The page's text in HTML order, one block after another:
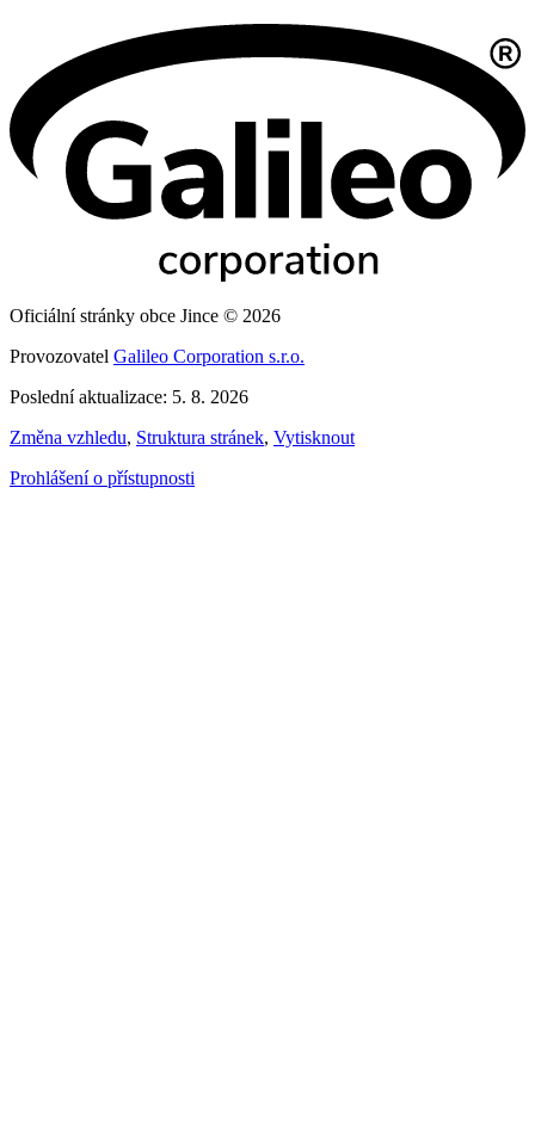
Oficiální stránky obce Jince © 2026
Provozovatel Galileo Corporation s.r.o.
Poslední aktualizace: 5. 8. 2026
Změna vzhledu, Struktura stránek, Vytisknout
Prohlášení o přístupnosti